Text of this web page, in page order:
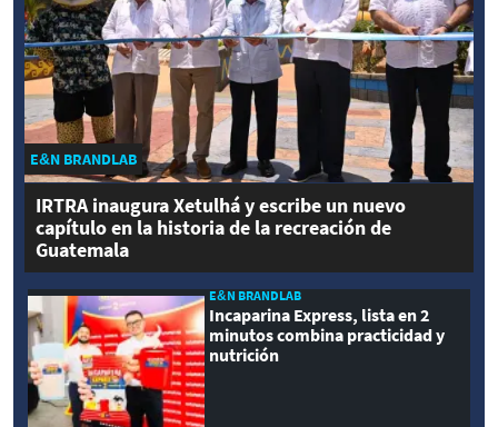
E&N BRANDLAB
IRTRA inaugura Xetulhá y escribe un nuevo
capítulo en la historia de la recreación de
Guatemala
E&N BRANDLAB
Incaparina Express, lista en 2
minutos combina practicidad y
nutrición